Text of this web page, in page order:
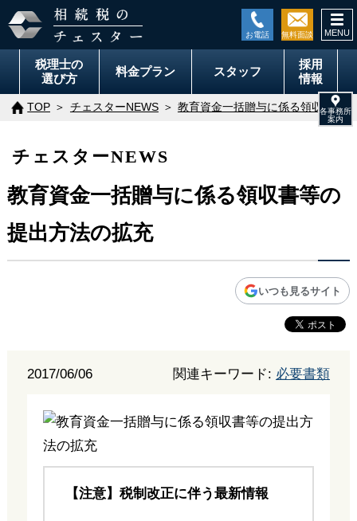
税理士の
選び方
料金プラン スタッフ
採用
情報
TOP チェスターNEWS 教育資金一括贈与に係る領収書等
チェスターNEWS
教育資金一括贈与に係る領収書等の
提出方法の拡充
いつも見るサイト
2017/06/06 関連キーワード: 必要書類
【注意】税制改正に伴う最新情報